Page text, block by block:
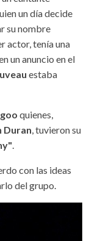
un día decide
su nombre
actor, tenía una
un anuncio en el
estaba
quienes,
Duran , tuvieron su
con las ideas
del grupo.